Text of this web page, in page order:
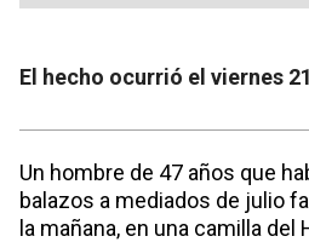
El hecho ocurrió el viernes
Un hombre de 47 años que
balazos a mediados de julio
la mañana, en una camilla del